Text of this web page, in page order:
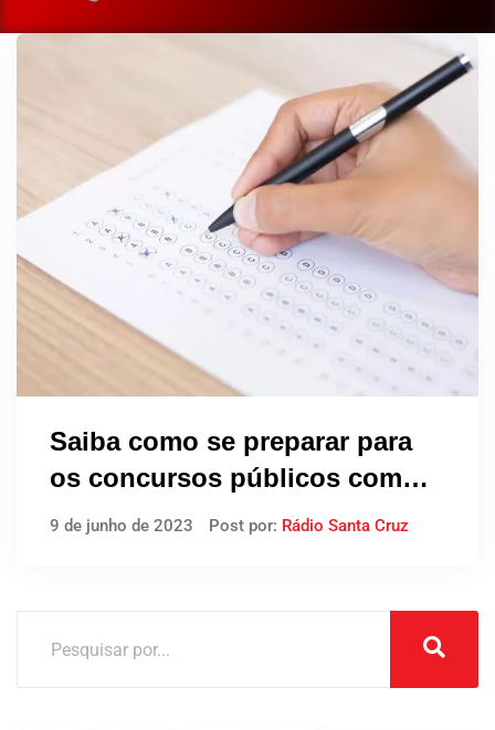
Saiba como se preparar para
os concursos públicos com
editais abertos em junho; são
9 de junho de 2023 Post por: Rádio Santa Cruz